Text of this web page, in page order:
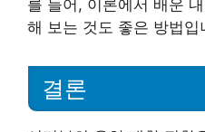
를 들어, 이론에서 배운
해 보는 것도 좋은 방법입
결론